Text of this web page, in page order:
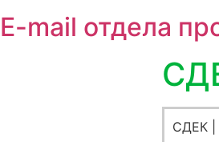
E-mail отдела
СДЕК |